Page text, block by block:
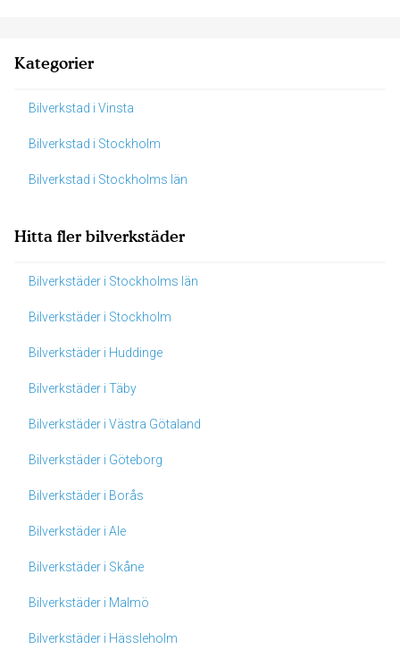
Kategorier
Bilverkstad i Vinsta
Bilverkstad i Stockholm
Bilverkstad i Stockholms län
Hitta fler bilverkstäder
Bilverkstäder i Stockholms län
Bilverkstäder i Stockholm
Bilverkstäder i Huddinge
Bilverkstäder i Täby
Bilverkstäder i Västra Götaland
Bilverkstäder i Göteborg
Bilverkstäder i Borås
Bilverkstäder i Ale
Bilverkstäder i Skåne
Bilverkstäder i Malmö
Bilverkstäder i Hässleholm